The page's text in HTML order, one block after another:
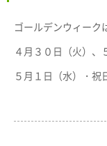
ゴールデンウィーク
４月３０日（火）、
５月１日（水）・祝